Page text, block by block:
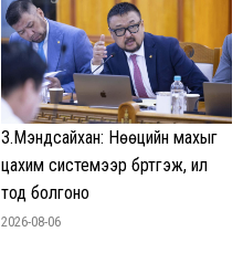
З.Мэндсайхан: Нөөцийн махыг
цахим системээр бүртгэж, ил
тод болгоно
2026-08-06